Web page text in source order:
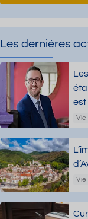
Les dernières
est
Vie
Vie